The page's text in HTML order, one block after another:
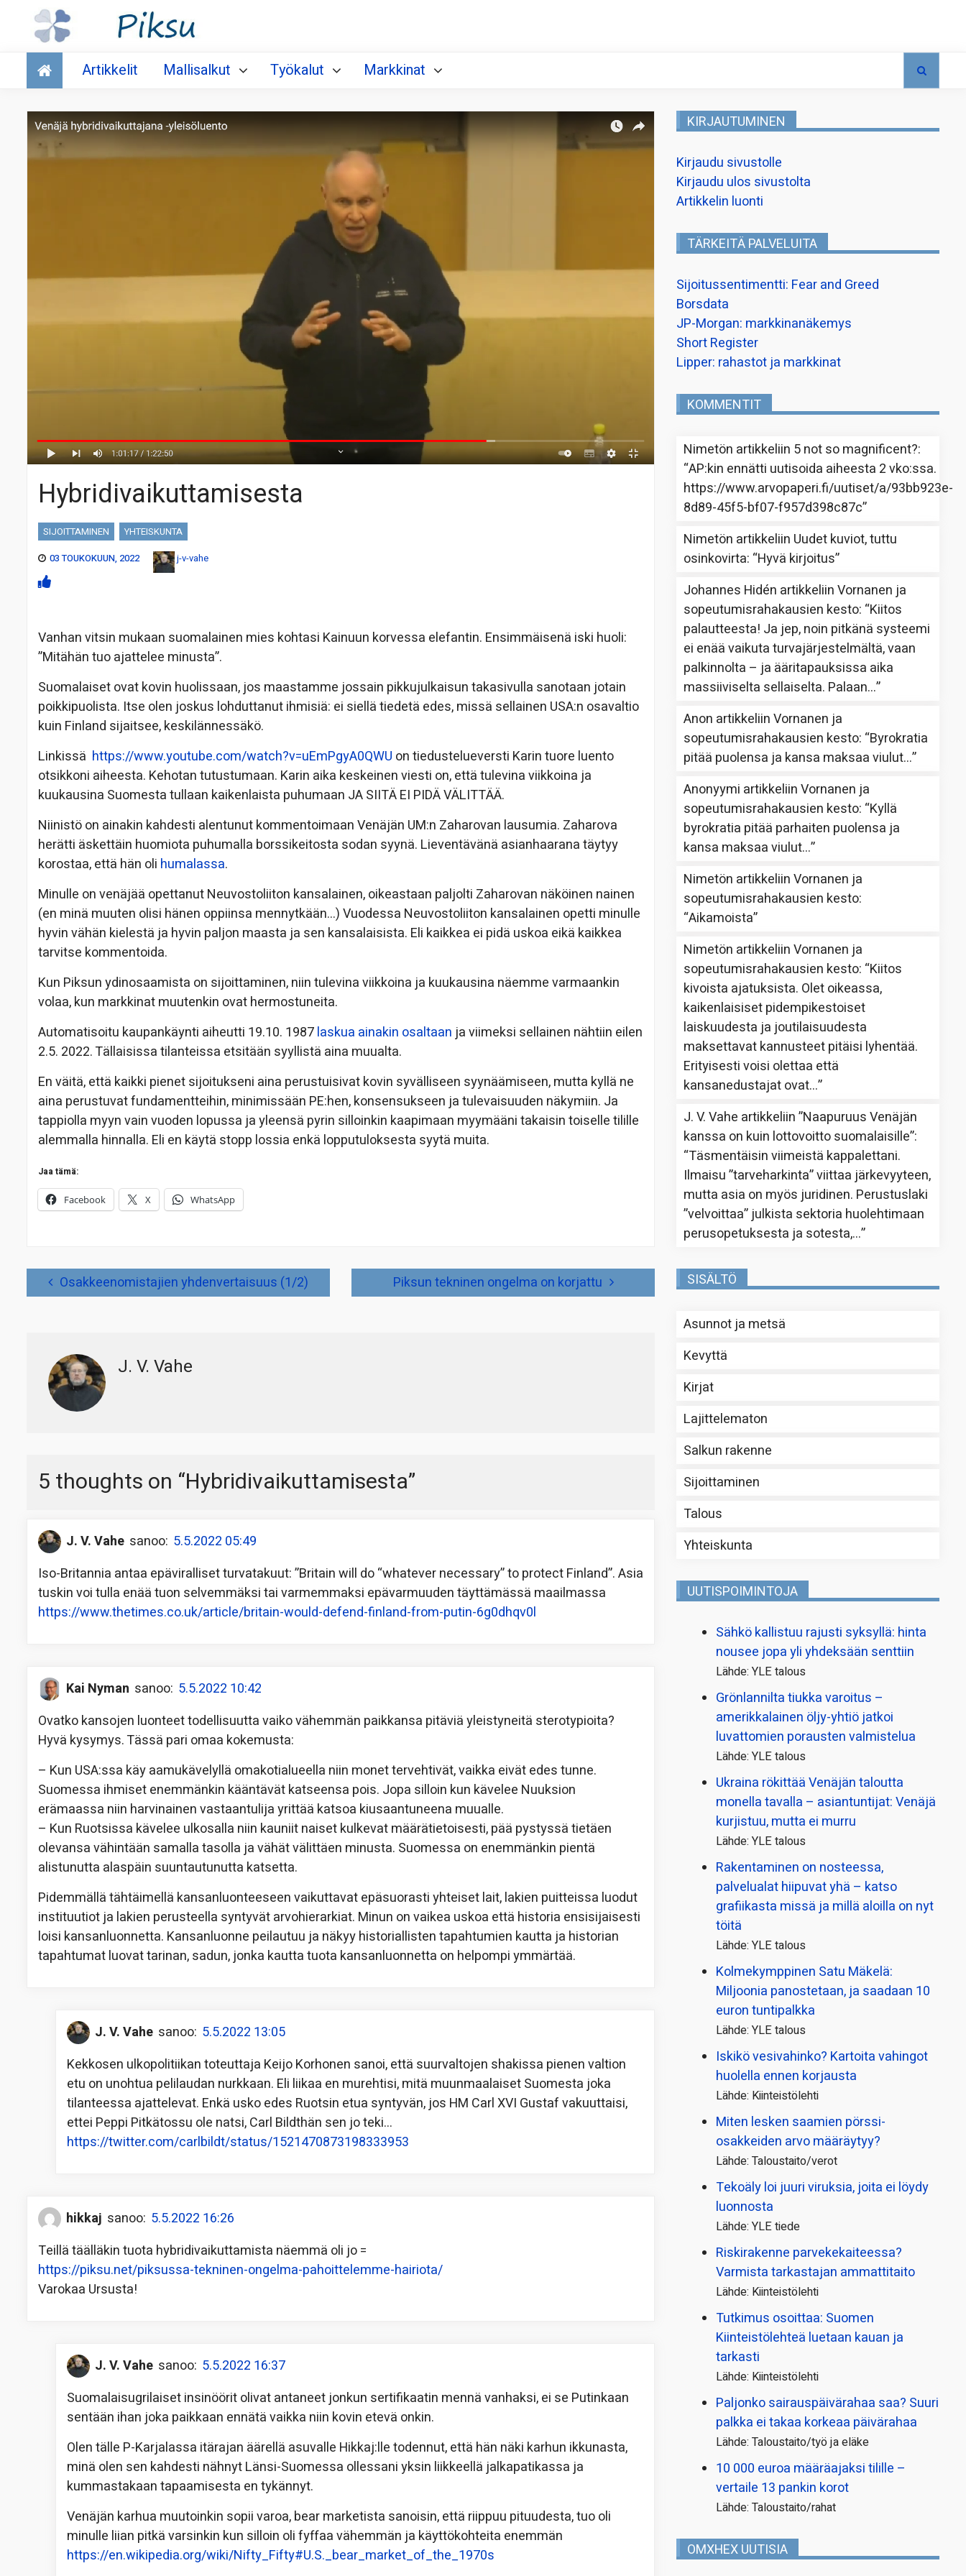
Talous
Artikkelit Mallisalkut Työkalut Markkinat
Hybridivaikuttamisesta
SIJOITTAMINEN
YHTEISKUNTA
03 TOUKOKUUN, 2022
j-v-vahe
Vanhan vitsin mukaan suomalainen mies kohtasi Kainuun korvessa elefantin. Ensimmäisenä iski huoli:
”Mitähän tuo ajattelee minusta”.
Suomalaiset ovat kovin huolissaan, jos maastamme jossain pikkujulkaisun takasivulla sanotaan jotain
poikkipuolista. Itse olen joskus lohduttanut ihmisiä: ei siellä tiedetä edes, missä sellainen USA:n osavaltio
kuin Finland sijaitsee, keskilännessäkö.
Linkissä https://www.youtube.com/watch?v=uEmPgyA0QWU on tiedustelueversti Karin tuore luento
otsikkoni aiheesta. Kehotan tutustumaan. Karin aika keskeinen viesti on, että tulevina viikkoina ja
kuukausina Suomesta tullaan kaikenlaista puhumaan JA SIITÄ EI PIDÄ VÄLITTÄÄ.
Niinistö on ainakin kahdesti alentunut kommentoimaan Venäjän UM:n Zaharovan lausumia. Zaharova
herätti äskettäin huomiota puhumalla borssikeitosta sodan syynä. Lieventävänä asianhaarana täytyy
korostaa, että hän oli humalassa.
Minulle on venäjää opettanut Neuvostoliiton kansalainen, oikeastaan paljolti Zaharovan näköinen nainen
(en minä muuten olisi hänen oppiinsa mennytkään…) Vuodessa Neuvostoliiton kansalainen opetti minulle
hyvin vähän kielestä ja hyvin paljon maasta ja sen kansalaisista. Eli kaikkea ei pidä uskoa eikä kaikkea
tarvitse kommentoida.
Kun Piksun ydinosaamista on sijoittaminen, niin tulevina viikkoina ja kuukausina näemme varmaankin
volaa, kun markkinat muutenkin ovat hermostuneita.
Automatisoitu kaupankäynti aiheutti 19.10. 1987laskua ainakin osaltaan ja viimeksi sellainen nähtiin eilen
2.5. 2022. Tällaisissa tilanteissa etsitään syyllistä aina muualta.
En väitä, että kaikki pienet sijoitukseni aina perustuisivat kovin syvälliseen syynäämiseen, mutta kyllä ne
aina perustuvat fundamentteihin, minimissään PE:hen, konsensukseen ja tulevaisuuden näkymiin. Ja
tappiolla myyn vain vuoden lopussa ja yleensä pyrin silloinkin kaapimaan myymääni takaisin toiselle tilille
alemmalla hinnalla. Eli en käytä stopp lossia enkä lopputuloksesta syytä muita.
Jaa tämä:
Facebook X WhatsApp
ArtikkelienOsakkeenomistajien yhdenvertaisuus (1/2) Piksun tekninen ongelma on korjattu
J. V. Vahe
5 thoughts on “Hybridivaikuttamisesta”
J. V. Vahe sanoo: 5.5.2022 05:49
Iso-Britannia antaa epäviralliset turvatakuut: ”Britain will do “whatever necessary” to protect Finland”. Asia
tuskin voi tulla enää tuon selvemmäksi tai varmemmaksi epävarmuuden täyttämässä maailmassa
https://www.thetimes.co.uk/article/britain-would-defend-finland-from-putin-6g0dhqv0l
Kai Nyman sanoo: 5.5.2022 10:42
Ovatko kansojen luonteet todellisuutta vaiko vähemmän paikkansa pitäviä yleistyneitä sterotypioita?
Hyvä kysymys. Tässä pari omaa kokemusta:
– Kun USA:ssa käy aamukävelyllä omakotialueella niin monet tervehtivät, vaikka eivät edes tunne.
Suomessa ihmiset enemmänkin kääntävät katseensa pois. Jopa silloin kun kävelee Nuuksion
erämaassa niin harvinainen vastaantulija yrittää katsoa kiusaantuneena muualle.
– Kun Ruotsissa kävelee ulkosalla niin kauniit naiset kulkevat määrätietoisesti, pää pystyssä tietäen
olevansa vähintään samalla tasolla ja vähät välittäen minusta. Suomessa on enemmänkin pientä
alistunutta alaspäin suuntautunutta katsetta.
Pidemmällä tähtäimellä kansanluonteeseen vaikuttavat epäsuorasti yhteiset lait, lakien puitteissa luodut
instituutiot ja lakien perusteella syntyvät arvohierarkiat. Minun on vaikea uskoa että historia ensisijaisesti
loisi kansanluonnetta. Kansanluonne peilautuu ja näkyy historiallisten tapahtumien kautta ja historian
tapahtumat luovat tarinan, sadun, jonka kautta tuota kansanluonnetta on helpompi ymmärtää.
J. V. Vahe sanoo: 5.5.2022 13:05
Kekkosen ulkopolitiikan toteuttaja Keijo Korhonen sanoi, että suurvaltojen shakissa pienen valtion
etu on unohtua pelilaudan nurkkaan. Eli liikaa en murehtisi, mitä muunmaalaiset Suomesta joka
tilanteessa ajattelevat. Enkä usko edes Ruotsin etua syntyvän, jos HM Carl XVI Gustaf vakuuttaisi,
ettei Peppi Pitkätossu ole natsi, Carl Bildthän sen jo teki…
https://twitter.com/carlbildt/status/1521470873198333953
hikkaj sanoo: 5.5.2022 16:26
Teillä täälläkin tuota hybridivaikuttamista näemmä oli jo =
https://piksu.net/piksussa-tekninen-ongelma-pahoittelemme-hairiota/
Varokaa Ursusta!
J. V. Vahe sanoo: 5.5.2022 16:37
Suomalaisugrilaiset insinöörit olivat antaneet jonkun sertifikaatin mennä vanhaksi, ei se Putinkaan
sentään ihan joka paikkaan ennätä vaikka niin kovin etevä onkin.
Olen tälle P-Karjalassa itärajan äärellä asuvalle Hikkaj:lle todennut, että hän näki karhun ikkunasta,
minä olen sen kahdesti nähnyt Länsi-Suomessa ollessani yksin liikkeellä jalkapatikassa ja
kummastakaan tapaamisesta en tykännyt.
Venäjän karhua muutoinkin sopii varoa, bear marketista sanoisin, että riippuu pituudesta, tuo oli
minulle liian pitkä varsinkin kun silloin oli fyffaa vähemmän ja käyttökohteita enemmän
https://en.wikipedia.org/wiki/Nifty_Fifty#U.S._bear_market_of_the_1970s
KIRJAUTUMINEN
Kirjaudu sivustolle
Kirjaudu ulos sivustolta
Artikkelin luonti
TÄRKEITÄ PALVELUITA
Sijoitussentimentti: Fear and Greed
Borsdata
JP-Morgan: markkinanäkemys
Short Register
Lipper: rahastot ja markkinat
KOMMENTIT
Nimetön artikkeliin 5 not so magnificent?:
“AP:kin ennätti uutisoida aiheesta 2 vko:ssa.
https://www.arvopaperi.fi/uutiset/a/93bb923e-
8d89-45f5-bf07-f957d398c87c”
Nimetön artikkeliin Uudet kuviot, tuttu
osinkovirta: “Hyvä kirjoitus”
Johannes Hidén artikkeliinVornanen ja
sopeutumisrahakausien kesto: “Kiitos
palautteesta! Ja jep, noin pitkänä systeemi
ei enää vaikuta turvajärjestelmältä, vaan
palkinnolta – ja ääritapauksissa aika
massiiviselta sellaiselta. Palaan…”
Anon artikkeliinVornanen ja
sopeutumisrahakausien kesto: “Byrokratia
pitää puolensa ja kansa maksaa viulut…”
Anonyymi artikkeliinVornanen ja
sopeutumisrahakausien kesto: “Kyllä
byrokratia pitää parhaiten puolensa ja
kansa maksaa viulut…”
Nimetön artikkeliinVornanen ja
sopeutumisrahakausien kesto:
“Aikamoista”
Nimetön artikkeliinVornanen ja
sopeutumisrahakausien kesto: “Kiitos
kivoista ajatuksista. Olet oikeassa,
kaikenlaisiset pidempikestoiset
laiskuudesta ja joutilaisuudesta
maksettavat kannusteet pitäisi lyhentää.
Erityisesti voisi olettaa että
kansanedustajat ovat…”
J. V. Vahe artikkeliin”Naapuruus Venäjän
kanssa on kuin lottovoitto suomalaisille”:
“Täsmentäisin viimeistä kappalettani.
Ilmaisu ”tarveharkinta” viittaa järkevyyteen,
mutta asia on myös juridinen. Perustuslaki
”velvoittaa” julkista sektoria huolehtimaan
perusopetuksesta ja sotesta,…”
SISÄLTÖ
Asunnot ja metsä
Kevyttä
Kirjat
Lajittelematon
Salkun rakenne
Sijoittaminen
Talous
Yhteiskunta
UUTISPOIMINTOJA
Sähkö kallistuu rajusti syksyllä: hinta
nousee jopa yli yhdeksään senttiin
Lähde: YLE talous
Grönlannilta tiukka varoitus –
amerikkalainen öljy-yhtiö jatkoi
luvattomien porausten valmistelua
Lähde: YLE talous
Ukraina rökittää Venäjän taloutta
monella tavalla – asiantuntijat: Venäjä
kurjistuu, mutta ei murru
Lähde: YLE talous
Rakentaminen on nosteessa,
palvelualat hiipuvat yhä – katso
grafiikasta missä ja millä aloilla on nyt
töitä
Lähde: YLE talous
Kolmekymppinen Satu Mäkelä:
Miljoonia panostetaan, ja saadaan 10
euron tuntipalkka
Lähde: YLE talous
Iskikö vesivahinko? Kartoita vahingot
huolella ennen korjausta
Lähde: Kiinteistölehti
Miten lesken saamien pörssi­
osakkeiden arvo määräytyy?
Lähde: Taloustaito/verot
Tekoäly loi juuri viruksia, joita ei löydy
luonnosta
Lähde: YLE tiede
Riskirakenne parvekekaiteessa?
Varmista tarkastajan ammattitaito
Lähde: Kiinteistölehti
Tutkimus osoittaa: Suomen
Kiinteistölehteä luetaan kauan ja
tarkasti
Lähde: Kiinteistölehti
Paljonko sairauspäivä­rahaa saa? Suuri
palkka ei takaa korkeaa päivärahaa
Lähde: Taloustaito/työ ja eläke
10 000 euroa määräajaksi tilille –
vertaile 13 pankin korot
Lähde: Taloustaito/rahat
OMXHEX UUTISIA